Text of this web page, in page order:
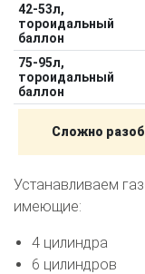
42-53л,
тороидальный
баллон
75-95л,
тороидальный
баллон
Сложно
Устанавливаем
имеющие:
4 цилиндра
6 цилиндров